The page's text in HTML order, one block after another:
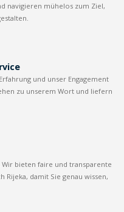
navigieren mühelos zum Ziel,
und unser Engagement
zu unserem Wort und liefern
bieten faire und transparente
Rijeka, damit Sie genau wissen,